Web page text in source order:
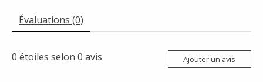
Évaluations (0)
0 étoiles selon 0 avis Ajouter un avis